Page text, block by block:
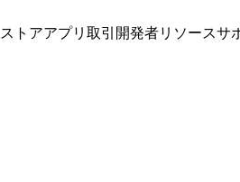
ストアアプリ 取引 開発者リソースサ